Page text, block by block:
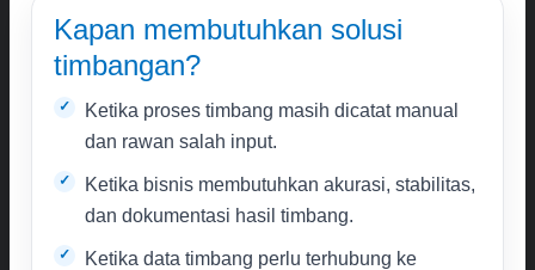
Kapan membutuhkan solusi
timbangan?
Ketika proses timbang masih dicatat manual
dan rawan salah input.
Ketika bisnis membutuhkan akurasi, stabilitas,
dan dokumentasi hasil timbang.
Ketika data timbang perlu terhubung ke